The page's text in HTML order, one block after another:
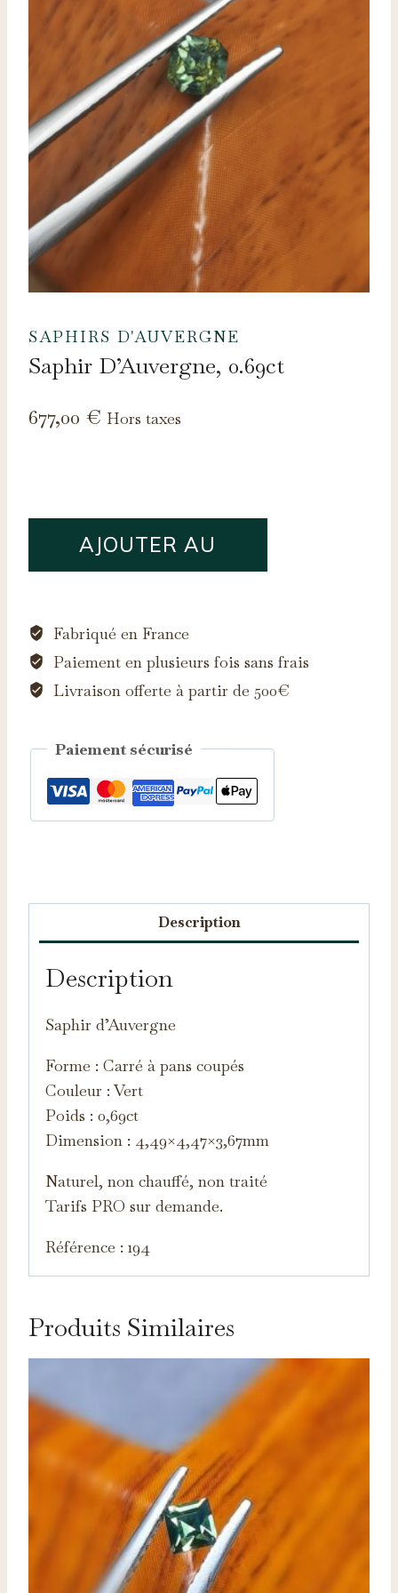
SAPHIRS D'AUVERGNE
Saphir D’Auvergne, 0.69ct
677,00 € Hors taxes
0.69ct
AJOUTER AU
Fabriqué en France
Paiement en plusieurs fois sans frais
Livraison offerte à partir de 500€
Paiement sécurisé
Description
Description
Saphir d’Auvergne
Forme : Carré à pans coupés
Couleur : Vert
Poids : 0,69ct
Dimension : 4,49×4,47×3,67mm
Naturel, non chauffé, non traité
Tarifs PRO sur demande.
Référence : 194
Produits Similaires